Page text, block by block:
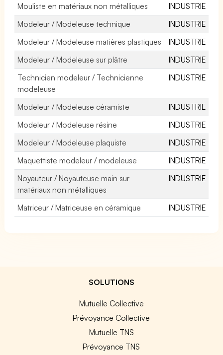
Mouliste en matériaux non métalliques
INDUSTRIE
Modeleur / Modeleuse technique
INDUSTRIE
Modeleur / Modeleuse matières plastiques
INDUSTRIE
Modeleur / Modeleuse sur plâtre
INDUSTRIE
Technicien modeleur / Technicienne
modeleuse
INDUSTRIE
Modeleur / Modeleuse céramiste
INDUSTRIE
Modeleur / Modeleuse résine
INDUSTRIE
Modeleur / Modeleuse plaquiste
INDUSTRIE
Maquettiste modeleur / modeleuse
INDUSTRIE
Noyauteur / Noyauteuse main sur
matériaux non métalliques
INDUSTRIE
Matriceur / Matriceuse en céramique INDUSTRIE
SOLUTIONS
Mutuelle Collective
Prévoyance Collective
Mutuelle TNS
Prévoyance TNS